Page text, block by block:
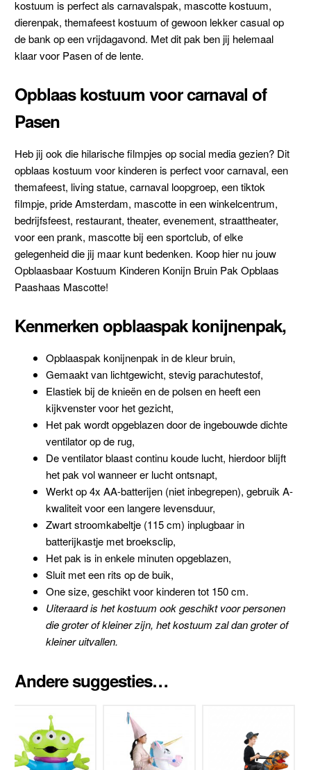
kostuum is perfect als carnavalspak, mascotte kostuum,
dierenpak, themafeest kostuum of gewoon lekker casual op
de bank op een vrijdagavond. Met dit pak ben jij helemaal
klaar voor Pasen of de lente.
Opblaas kostuum voor carnaval of
Pasen
Heb jij ook die hilarische filmpjes op social media gezien? Dit
opblaas kostuum voor kinderen is perfect voor carnaval, een
themafeest, living statue, carnaval loopgroep, een tiktok
filmpje, pride Amsterdam, mascotte in een winkelcentrum,
bedrijfsfeest, restaurant, theater, evenement, straattheater,
voor een prank, mascotte bij een sportclub, of elke
gelegenheid die jij maar kunt bedenken. Koop hier nu jouw
Opblaasbaar Kostuum Kinderen Konijn Bruin Pak Opblaas
Paashaas Mascotte!
Kenmerken opblaaspak konijnenpak,
Opblaaspak konijnenpak in de kleur bruin,
Gemaakt van lichtgewicht, stevig parachutestof,
Elastiek bij de knieën en de polsen en heeft een
kijkvenster voor het gezicht,
Het pak wordt opgeblazen door de ingebouwde dichte
ventilator op de rug,
De ventilator blaast continu koude lucht, hierdoor blijft
het pak vol wanneer er lucht ontsnapt,
Werkt op 4x AA-batterijen (niet inbegrepen), gebruik A-
kwaliteit voor een langere levensduur,
Zwart stroomkabeltje (115 cm) inplugbaar in
batterijkastje met broeksclip,
Het pak is in enkele minuten opgeblazen,
Sluit met een rits op de buik,
One size, geschikt voor kinderen tot 150 cm.
Uiteraard is het kostuum ook geschikt voor personen
die groter of kleiner zijn, het kostuum zal dan groter of
kleiner uitvallen.
Andere suggesties…